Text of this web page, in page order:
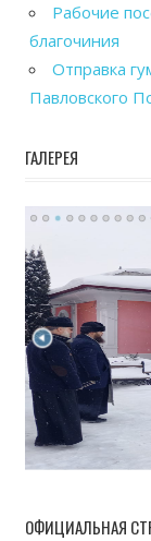
Рабочие
благочиния
Отправка
Павловского
ГАЛЕРЕЯ
ОФИЦИАЛЬНАЯ